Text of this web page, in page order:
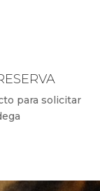
para solicitar